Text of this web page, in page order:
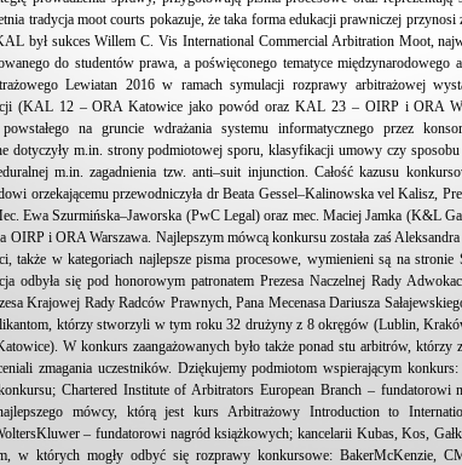
tradycja moot courts pokazuje, że taka forma edukacji prawniczej przynosi
był sukces Willem C. Vis International Commercial Arbitration Moot,
do studentów prawa, a poświęconego tematyce międzynarodowego
Lewiatan 2016 w ramach symulacji rozprawy arbitrażowej
(KAL 12 – ORA Katowice jako powód oraz KAL 23 – OIRP i ORA
na gruncie wdrażania systemu informatycznego przez
dotyczyły m.in. strony podmiotowej sporu, klasyfikacji umowy czy sposobu
m.in. zagadnienia tzw. anti–suit injunction. Całość kazusu
orzekającemu przewodniczyła dr Beata Gessel–Kalinowska vel Kalisz,
Ewa Szurmińska–Jaworska (PwC Legal) oraz mec. Maciej Jamka (K&L
OIRP i ORA Warszawa. Najlepszym mówcą konkursu została zaś
także w kategoriach najlepsze pisma procesowe, wymienieni są na stronie
odbyła się pod honorowym patronatem Prezesa Naczelnej Rady
Krajowej Rady Radców Prawnych, Pana Mecenasa Dariusza
którzy stworzyli w tym roku 32 drużyny z 8 okręgów (Lublin,
W konkurs zaangażowanych było także ponad stu arbitrów, którzy
zmagania uczestników. Dziękujemy podmiotom wspierającym
Chartered Institute of Arbitrators European Branch – fundatorowi
mówcy, którą jest kurs Arbitrażowy Introduction to
– fundatorowi nagród książkowych; kancelarii Kubas, Kos,
w których mogły odbyć się rozprawy konkursowe: BakerMcKenzie,